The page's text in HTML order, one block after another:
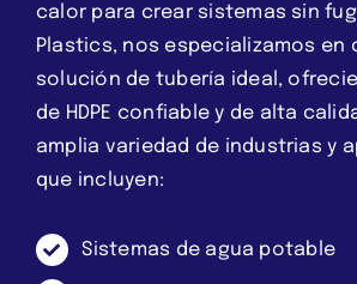
calor para crear sistemas sin
Plastics, nos especializamos en
solución de tubería ideal,
de HDPE confiable y de alta
amplia variedad de industrias y
que incluyen:
Sistemas de agua potable